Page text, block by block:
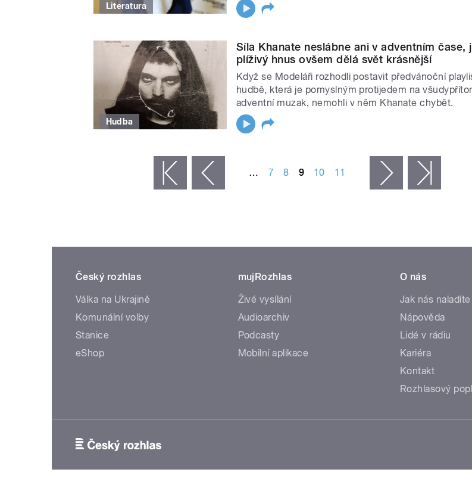
Literatura
Hudba
Síla Khanate neslábne ani v adventním čase,
plíživý hnus ovšem dělá svět krásnější
Když se Modeláři rozhodli postavit předvánoční
hudbě, která je pomyslným protijedem na
adventní muzak, nemohli v něm Khanate chybět.
‹ předchozí … 7 8 9 10 11 následující ›
Český rozhlas
Válka na Ukrajině
Komunální volby
Stanice
eShop
mujRozhlas
Živé vysílání
Audioarchiv
Podcasty
Mobilní aplikace
O nás
Jak nás naladíte
Nápověda
Lidé v rádiu
Kariéra
Kontakt
Rozhlasový